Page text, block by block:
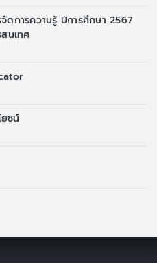
การความรู้ ปีการศึกษา 2567
นเทศ
ชน์